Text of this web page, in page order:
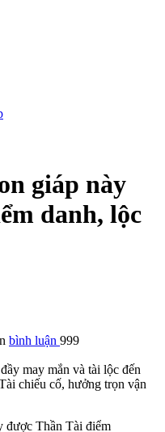
giáp này
danh, lộc
bình luận 999
may mắn và tài lộc đến
chiếu cố, hưởng trọn vận